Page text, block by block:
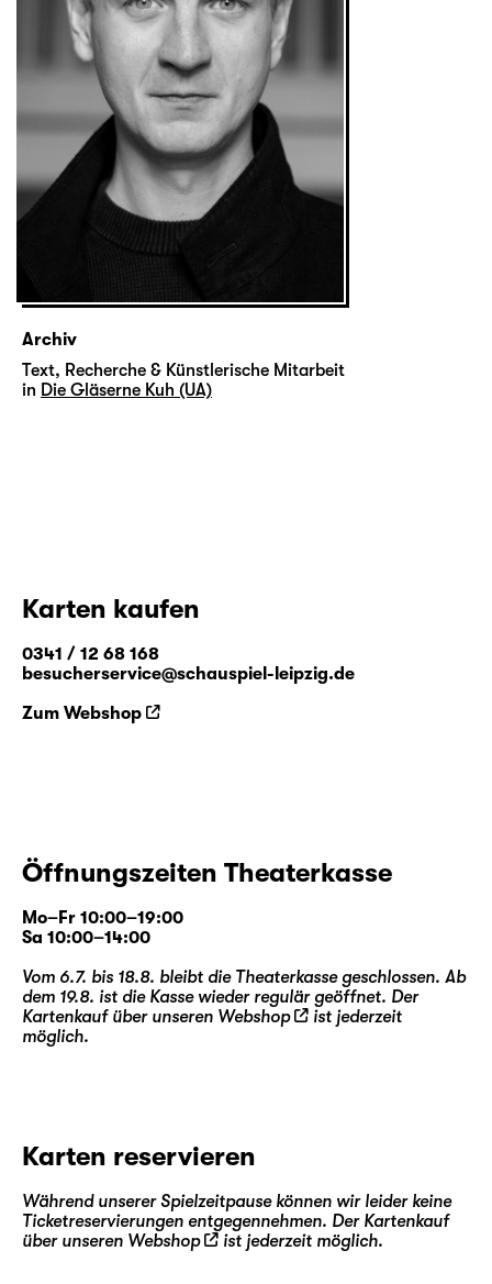
Archiv
Text, Recherche & Künstlerische Mitarbeit
in Die Gläserne Kuh (UA)
Karten kaufen
0341 / 12 68 168
besucherservice@schauspiel-leipzig.de
Zum Webshop
Öffnungszeiten Theaterkasse
Mo–Fr 10:00–19:00
Sa 10:00–14:00
Vom 6.7. bis 18.8. bleibt die Theaterkasse geschlossen. Ab
dem 19.8. ist die Kasse wieder regulär geöffnet. Der
Kartenkauf über unseren Webshop
ist jederzeit
möglich.
Karten reservieren
Während unserer Spielzeitpause können wir leider keine
Ticketreservierungen entgegennehmen. Der Kartenkauf
über unseren Webshop ist jederzeit möglich.